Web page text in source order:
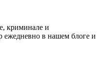
криминале и
ежедневно в нашем блоге и